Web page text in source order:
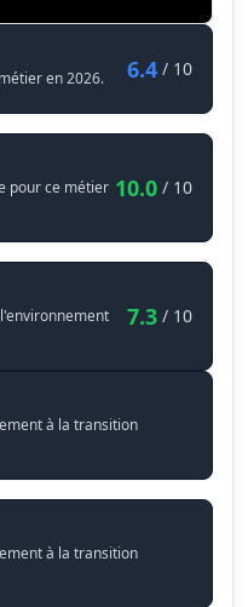
/ Ingénieure
en 2026. 6.4 / 10
infrastructures
pour ce métier 10.0 / 10
7.3 / 10
à la transition
à la transition